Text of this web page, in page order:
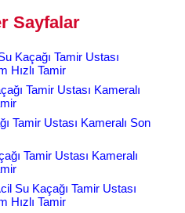
Sayfalar
Kaçağı Tamir Ustası
Hızlı Tamir
Tamir Ustası Kameralı
Tamir Ustası Kameralı Son
Tamir Ustası Kameralı
Su Kaçağı Tamir Ustası
Hızlı Tamir